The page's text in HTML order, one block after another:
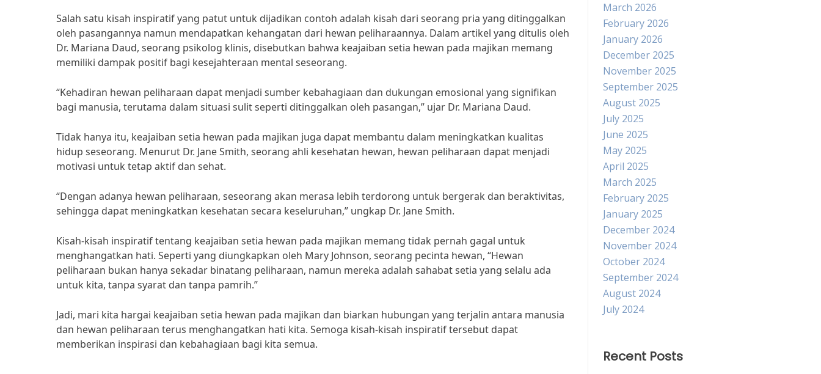
Salah satu kisah inspiratif yang patut untuk dijadikan contoh adalah kisah dari seorang pria yang ditinggalkan
oleh pasangannya namun mendapatkan kehangatan dari hewan peliharaannya. Dalam artikel yang ditulis oleh
Dr. Mariana Daud, seorang psikolog klinis, disebutkan bahwa keajaiban setia hewan pada majikan memang
memiliki dampak positif bagi kesejahteraan mental seseorang.
“Kehadiran hewan peliharaan dapat menjadi sumber kebahagiaan dan dukungan emosional yang signifikan
bagi manusia, terutama dalam situasi sulit seperti ditinggalkan oleh pasangan,” ujar Dr. Mariana Daud.
Tidak hanya itu, keajaiban setia hewan pada majikan juga dapat membantu dalam meningkatkan kualitas
hidup seseorang. Menurut Dr. Jane Smith, seorang ahli kesehatan hewan, hewan peliharaan dapat menjadi
motivasi untuk tetap aktif dan sehat.
“Dengan adanya hewan peliharaan, seseorang akan merasa lebih terdorong untuk bergerak dan beraktivitas,
sehingga dapat meningkatkan kesehatan secara keseluruhan,” ungkap Dr. Jane Smith.
Kisah-kisah inspiratif tentang keajaiban setia hewan pada majikan memang tidak pernah gagal untuk
menghangatkan hati. Seperti yang diungkapkan oleh Mary Johnson, seorang pecinta hewan, “Hewan
peliharaan bukan hanya sekadar binatang peliharaan, namun mereka adalah sahabat setia yang selalu ada
untuk kita, tanpa syarat dan tanpa pamrih.”
Jadi, mari kita hargai keajaiban setia hewan pada majikan dan biarkan hubungan yang terjalin antara manusia
dan hewan peliharaan terus menghangatkan hati kita. Semoga kisah-kisah inspiratif tersebut dapat
memberikan inspirasi dan kebahagiaan bagi kita semua.
March 2026
February 2026
January 2026
December 2025
November 2025
September 2025
August 2025
July 2025
June 2025
May 2025
April 2025
March 2025
February 2025
January 2025
December 2024
November 2024
October 2024
September 2024
August 2024
July 2024
Recent Posts